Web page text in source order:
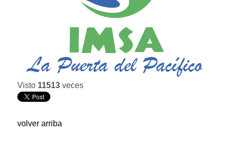
Visto 11513 veces
volver arriba